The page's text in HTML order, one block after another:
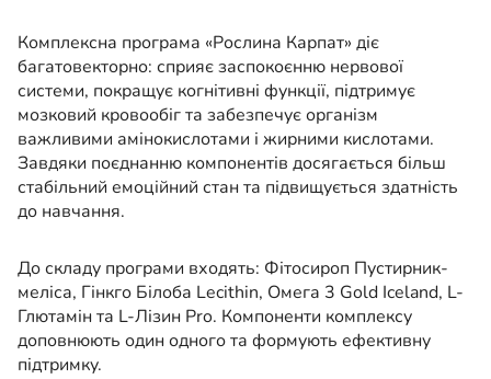
Комплексна програма «Рослина Карпат» діє
багатовекторно: сприяє заспокоєнню нервової
системи, покращує когнітивні функції, підтримує
мозковий кровообіг та забезпечує організм
важливими амінокислотами і жирними кислотами.
Завдяки поєднанню компонентів досягається більш
стабільний емоційний стан та підвищується здатність
до навчання.
До складу програми входять: Фітосироп Пустирник-
меліса, Гінкго Білоба Lecithin, Омега 3 Gold Iceland, L-
Глютамін та L-Лізин Pro. Компоненти комплексу
доповнюють один одного та формують ефективну
підтримку.